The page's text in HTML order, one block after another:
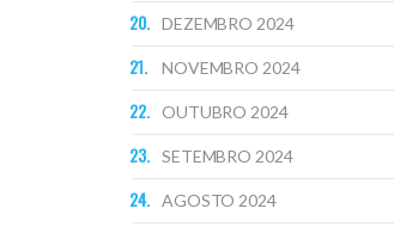
DEZEMBRO 2024
NOVEMBRO 2024
OUTUBRO 2024
SETEMBRO 2024
AGOSTO 2024